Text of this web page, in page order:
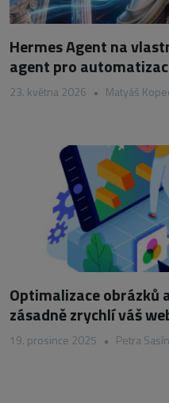
Hermes Agent na
agent pro
23. května 2026 • Matyáš
Optimalizace obrázků
zásadně zrychlí váš
19. prosince 2025 • Petra